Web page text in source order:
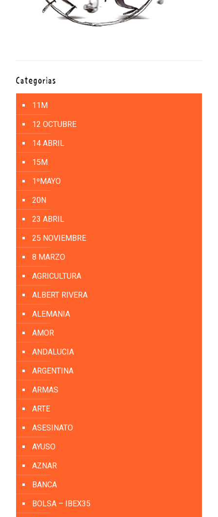
Categorías
11M
12 OCTUBRE
14 ABRIL
15M
1ºMAYO
20N
23 ABRIL
25 NOVIEMBRE
8 MARZO
AGRICULTURA
ALBERT RIVERA
ALEMANIA
AMOR
ANDALUCIA
ARGENTINA
ARMAS
ARTE
ASESINATO
AYUSO
AZNAR
BANCA
BOLSA – IBEX35